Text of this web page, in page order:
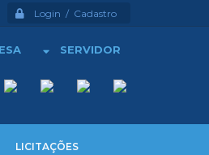
Login / Cadastro
SERVIDOR
LICITAÇÕES